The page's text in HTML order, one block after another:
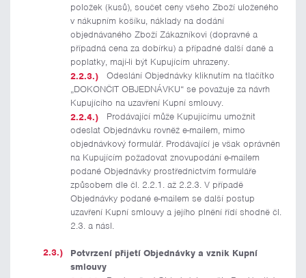
položek (kusů), součet ceny všeho Zboží uloženého
v nákupním košíku, náklady na dodání
objednávaného Zboží Zákazníkovi (dopravné a
případná cena za dobírku) a případné další daně a
poplatky, mají-li být Kupujícím uhrazeny.
Odeslání Objednávky kliknutím na tlačítko
„DOKONČIT OBJEDNÁVKU“ se považuje za návrh
Kupujícího na uzavření Kupní smlouvy.
Prodávající může Kupujícímu umožnit
odeslat Objednávku rovněž e-mailem, mimo
objednávkový formulář. Prodávající je však oprávněn
na Kupujícím požadovat znovupodání e-mailem
podané Objednávky prostřednictvím formuláře
způsobem dle čl. 2.2.1. až 2.2.3. V případě
Objednávky podané e-mailem se další postup
uzavření Kupní smlouvy a jejího plnění řídí shodně čl.
2.3. a násl.
Potvrzení přijetí Objednávky a vznik Kupní
smlouvy